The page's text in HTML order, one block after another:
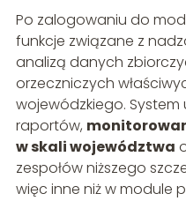
Po zalogowaniu do
funkcje związane z
analizą danych
orzeczniczych
wojewódzkiego.
raportów,
w skali województwa
zespołów niższego
więc inne niż w module